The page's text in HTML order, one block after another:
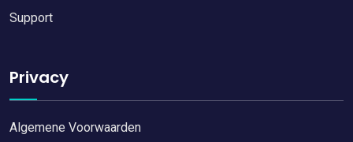
Support
Privacy
Algemene Voorwaarden